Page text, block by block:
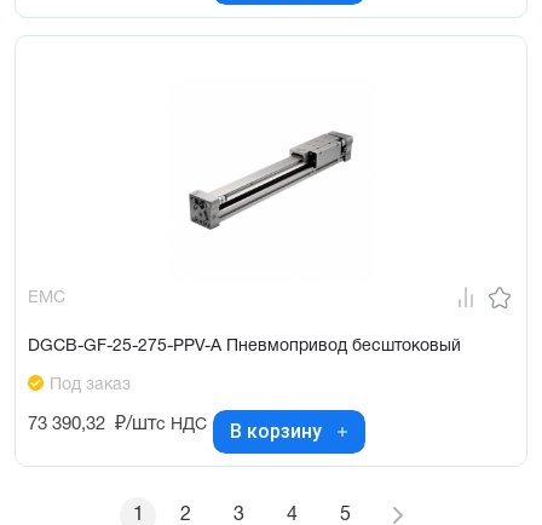
EMC
DGCB-GF-25-275-PPV-A Пневмопривод бесштоковый
Под заказ
73 390,32 ₽/штс НДС В корзину
1 2 3 4 5